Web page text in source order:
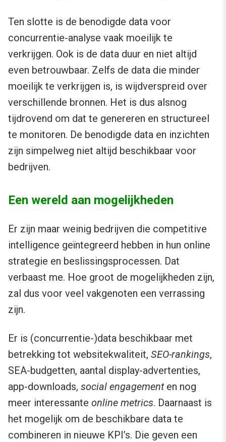
Ten slotte is de benodigde data voor
concurrentie-analyse vaak moeilijk te
verkrijgen. Ook is de data duur en niet altijd
even betrouwbaar. Zelfs de data die minder
moeilijk te verkrijgen is, is wijdverspreid over
verschillende bronnen. Het is dus alsnog
tijdrovend om dat te genereren en structureel
te monitoren. De benodigde data en inzichten
zijn simpelweg niet altijd beschikbaar voor
bedrijven.
Een wereld aan mogelijkheden
Er zijn maar weinig bedrijven die competitive
intelligence geïntegreerd hebben in hun online
strategie en beslissingsprocessen. Dat
verbaast me. Hoe groot de mogelijkheden zijn,
zal dus voor veel vakgenoten een verrassing
zijn.
Er is (concurrentie-)data beschikbaar met
betrekking tot websitekwaliteit, SEO-rankings,
SEA-budgetten, aantal display-advertenties,
app-downloads, social engagementen nog
meer interessante online metrics. Daarnaast is
het mogelijk om de beschikbare data te
combineren in nieuwe KPI’s. Die geven een